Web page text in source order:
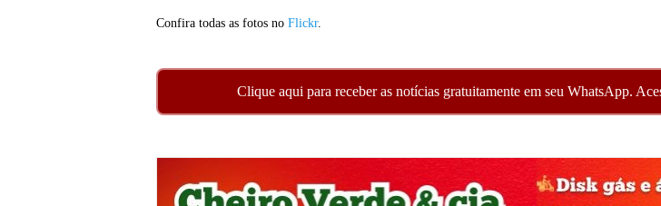
Confira todas as fotos no Flickr.
Clique aqui para receber as notícias gratuitamente em seu WhatsApp.